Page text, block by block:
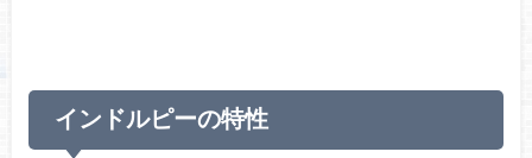
インドルピーの特性